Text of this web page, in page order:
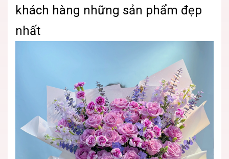
khách hàng những sản phẩm đẹp
nhất